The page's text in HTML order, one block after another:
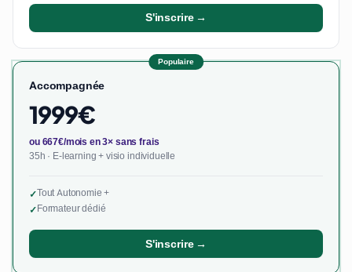
S'inscrire →
Populaire
Accompagnée
1999€
ou 667€/mois en 3× sans frais
35h · E-learning + visio individuelle
✓Tout Autonomie +
✓Formateur dédié
S'inscrire →